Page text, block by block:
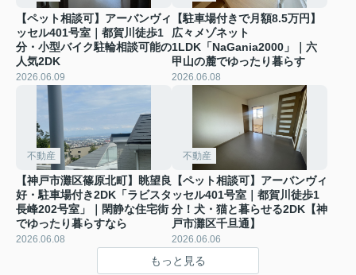
【ペット相談可】アーバンヴィ
ッセル401号室｜都賀川徒歩1
分・小型バイク駐輪相談可能の
人気2DK
2026.06.09
【駐車場付きで月額8.5万円】
広々メゾネット
1LDK「NaGania2000」｜六
甲山の麓でゆったり暮らす
2026.06.08
不動産
【神戸市灘区篠原北町】眺望良
好・駐車場付き2DK「ラビスタ
長峰202号室」｜閑静な住宅街
でゆったり暮らすなら
2026.06.08
不動産
【ペット相談可】アーバンヴィ
ッセル401号室｜都賀川徒歩1
分！犬・猫と暮らせる2DK【神
戸市灘区千旦通】
2026.06.06
もっと見る